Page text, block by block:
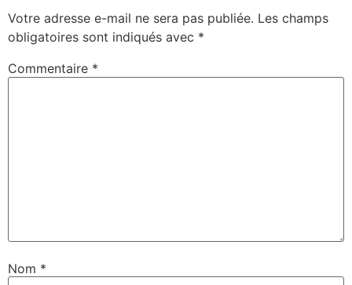
Votre adresse e-mail ne sera pas publiée. Les champs
obligatoires sont indiqués avec *
Commentaire *
Nom *